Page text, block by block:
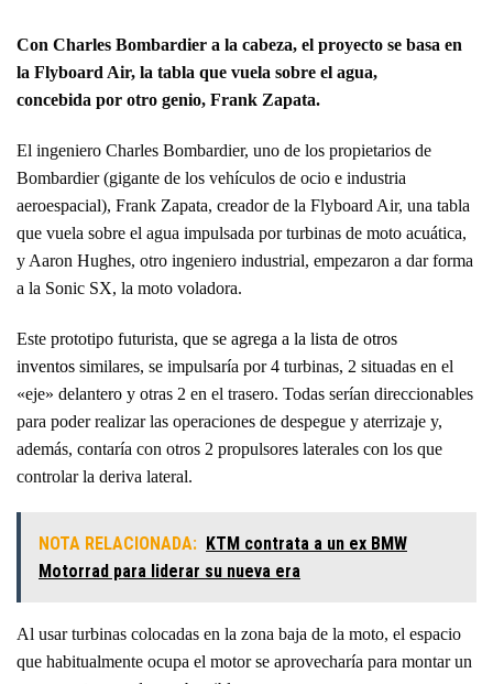
Con Charles Bombardier a la cabeza, el proyecto se basa en
la Flyboard Air, la tabla que vuela sobre el agua,
concebida por otro genio, Frank Zapata.
El ingeniero Charles Bombardier, uno de los propietarios de
Bombardier (gigante de los vehículos de ocio e industria
aeroespacial), Frank Zapata, creador de la Flyboard Air, una tabla
que vuela sobre el agua impulsada por turbinas de moto acuática,
y Aaron Hughes, otro ingeniero industrial, empezaron a dar forma
a la Sonic SX, la moto voladora.
Este prototipo futurista, que se agrega a la lista de otros
inventos similares, se impulsaría por 4 turbinas, 2 situadas en el
«eje» delantero y otras 2 en el trasero. Todas serían direccionables
para poder realizar las operaciones de despegue y aterrizaje y,
además, contaría con otros 2 propulsores laterales con los que
controlar la deriva lateral.
NOTA RELACIONADA: KTM contrata a un ex BMW
Motorrad para liderar su nueva era
Al usar turbinas colocadas en la zona baja de la moto, el espacio
que habitualmente ocupa el motor se aprovecharía para montar un